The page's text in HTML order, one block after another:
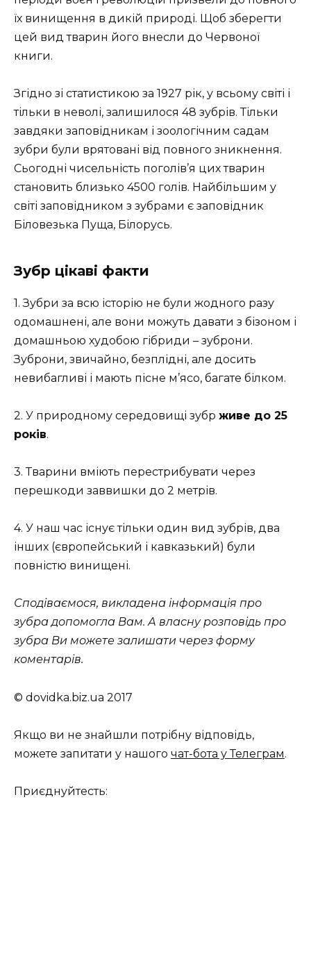
їх винищення в дикій природі. Щоб зберегти
цей вид тварин його внесли до Червоної
книги.
Згідно зі статистикою за 1927 рік, у всьому світі і
тільки в неволі, залишилося 48 зубрів. Тільки
завдяки заповідникам і зоологічним садам
зубри були врятовані від повного зникнення.
Сьогодні чисельність поголів’я цих тварин
становить близько 4500 голів. Найбільшим у
світі заповідником з зубрами є заповідник
Біловезька Пуща, Білорусь.
Зубр цікаві факти
1. Зубри за всю історію не були жодного разу
одомашнені, але вони можуть давати з бізоном і
домашньою худобою гібриди – зуброни.
Зуброни, звичайно, безплідні, але досить
невибагливі і мають пісне м’ясо, багате білком.
2. У природному середовищі зубр живе до 25
років.
3. Тварини вміють перестрибувати через
перешкоди заввишки до 2 метрів.
4. У наш час існує тільки один вид зубрів, два
інших (європейський і кавказький) були
повністю винищені.
Сподіваємося, викладена інформація про
зубра допомогла Вам. А власну розповідь про
зубра Ви можете залишати через форму
коментарів.
© dovidka.biz.ua 2017
Якщо ви не знайшли потрібну відповідь,
можете запитати у нашого чат-бота у Телеграм.
Приєднуйтесть: